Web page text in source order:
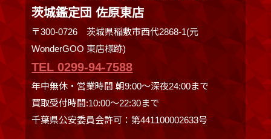
茨城鑑定団 佐原東店
〒300-0726 茨城県稲敷市西代2868-1(元
WonderGOO 東店様跡)
TEL 0299-94-7588
年中無休・営業時間 朝9:00〜深夜24:00まで
買取受付時間:10:00〜22:30まで
千葉県公安委員会許可：第441100002633号